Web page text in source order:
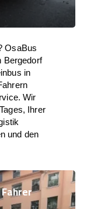
OsaBus
Bergedorf
in
Wir
Ihrer
und den